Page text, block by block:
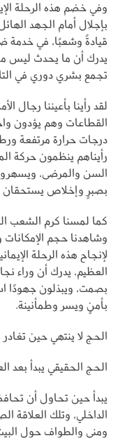
وفي خضم هذه الرحلة
بإجلال أمام الجهد
قيادةً وشعبًا، في
يدرك أن ما يحدث ليس
تجمع بشري دوري في
لقد رأينا بأعيننا رجال
القطاعات وهم يؤدون
درجات حرارة مرتفعة
رأيناهم ينظمون حركة
السن والمرضى،
بصبرٍ وإخلاص يستحقان
كما لمسنا كرم الشعب
وشاهدنا حجم الإمكانات
لإنجاح هذه الرحلة
العظيم، يدرك أن وراء
بصمت، ويبذلون جهودًا
بأمنٍ ويسر وطمأنينة.
الحج لا ينتهي حين
الحج الحقيقي يبدأ بعد
يبدأ حين تحاول أن
الداخلي، وتلك العلاقة
ومنى والطواف حول